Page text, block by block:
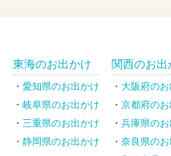
東海のお出かけ
愛知県のお出かけ
岐阜県のお出かけ
三重県のお出かけ
静岡県のお出かけ
関西のお出
大阪府の
京都府の
兵庫県の
奈良県の